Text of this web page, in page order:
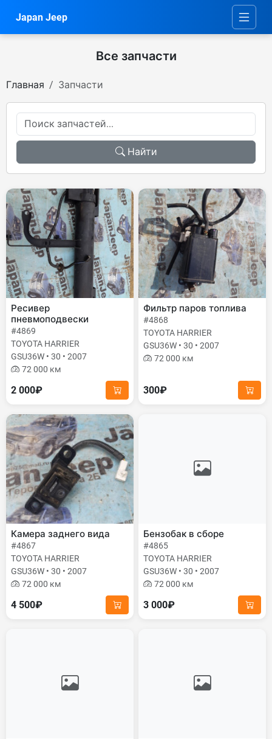
Japan Jeep
Все запчасти
Главная Запчасти
Найти
Ресивер
пневмоподвески
#4869
TOYOTA HARRIER
GSU36W • 30 • 2007
72 000 км
2 000₽
Фильтр паров топлива
#4868
TOYOTA HARRIER
GSU36W • 30 • 2007
72 000 км
300₽
Камера заднего вида
#4867
TOYOTA HARRIER
GSU36W • 30 • 2007
72 000 км
4 500₽
Бензобак в сборе
#4865
TOYOTA HARRIER
GSU36W • 30 • 2007
72 000 км
3 000₽